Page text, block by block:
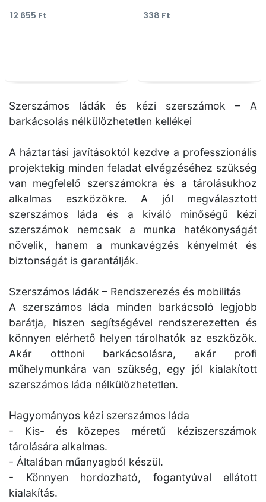
Ragasztó pisztoly,
12 655 Ft
338 Ft
Szerszámos ládák és kézi szerszámok – A
barkácsolás nélkülözhetetlen kellékei
A háztartási javításoktól kezdve a professzionális
projektekig minden feladat elvégzéséhez szükség
van megfelelő szerszámokra és a tárolásukhoz
alkalmas eszközökre. A jól megválasztott
szerszámos láda és a kiváló minőségű kézi
szerszámok nemcsak a munka hatékonyságát
növelik, hanem a munkavégzés kényelmét és
biztonságát is garantálják.
Szerszámos ládák – Rendszerezés és mobilitás
A szerszámos láda minden barkácsoló legjobb
barátja, hiszen segítségével rendszerezetten és
könnyen elérhető helyen tárolhatók az eszközök.
Akár otthoni barkácsolásra, akár profi
műhelymunkára van szükség, egy jól kialakított
szerszámos láda nélkülözhetetlen.
Hagyományos kézi szerszámos láda
- Kis- és közepes méretű kéziszerszámok
tárolására alkalmas.
- Általában műanyagból készül.
- Könnyen hordozható, fogantyúval ellátott
kialakítás.